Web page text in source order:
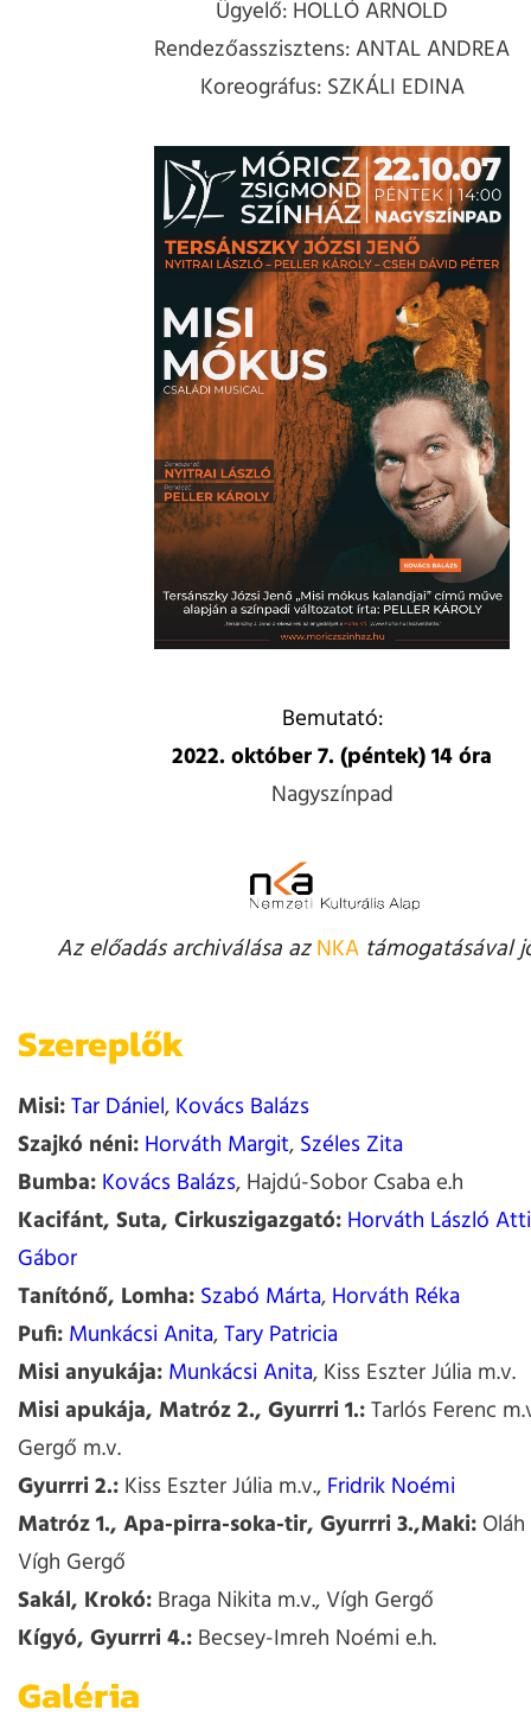
Ügyelő: HOLLÓ ARNOLD
Rendezőasszisztens: ANTAL ANDREA
Koreográfus: SZKÁLI EDINA
Bemutató:
2022. október 7. (péntek) 14 óra
Nagyszínpad
Az előadás archiválása azNKA támogatásával
Szereplők
Misi:Tar Dániel,Kovács Balázs
Szajkó néni:Horváth Margit,Széles Zita
Bumba:Kovács Balázs, Hajdú-Sobor Csaba e.h
Kacifánt, Suta, Cirkuszigazgató:Horváth László
Gábor
Tanítónő, Lomha:Szabó Márta,Horváth Réka
Pufi:Munkácsi Anita,Tary Patricia
Misi anyukája:Munkácsi Anita, Kiss Eszter Júlia m.v.
Misi apukája, Matróz 2., Gyurrri 1.:Tarlós Ferenc
Gergő m.v.
Gyurrri 2.:Kiss Eszter Júlia m.v.,Fridrik Noémi
Matróz 1., Apa-pirra-soka-tir, Gyurrri 3.,Maki:
Vígh Gergő
Sakál, Krokó:Braga Nikita m.v., Vígh Gergő
Kígyó, Gyurrri 4.:Becsey-Imreh Noémi e.h.
Galéria